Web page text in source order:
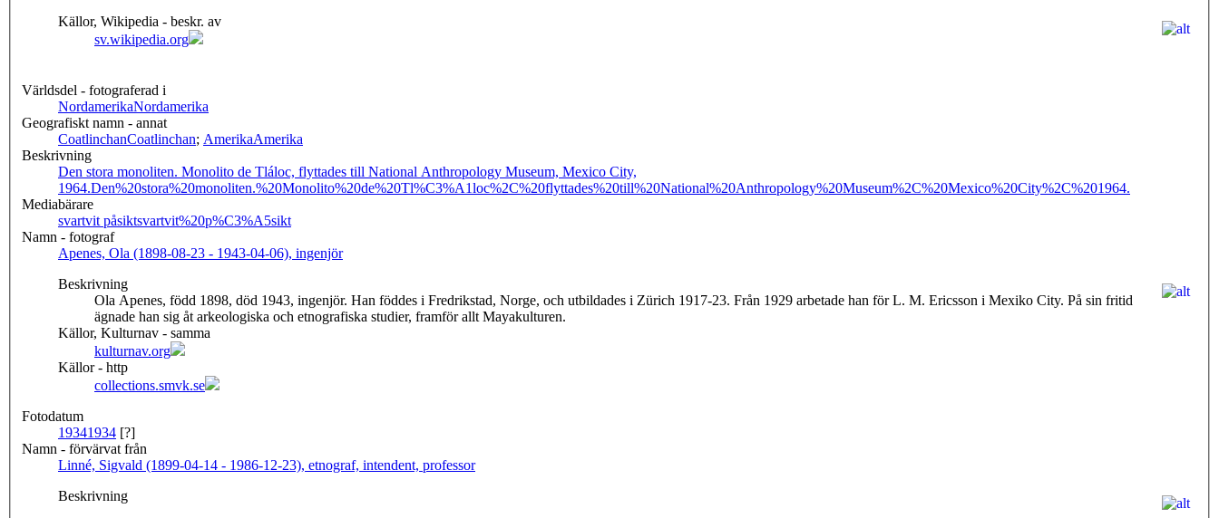
Källor, Wikipedia - beskr. av
sv.wikipedia.org
Världsdel - fotograferad i
NordamerikaNordamerika
Geografiskt namn - annat
CoatlinchanCoatlinchan; AmerikaAmerika
Beskrivning
Den stora monoliten. Monolito de Tláloc, flyttades till National Anthropology Museum, Mexico City,
1964.Den%20stora%20monoliten.%20Monolito%20de%20Tl%C3%A1loc%2C%20flyttades%20till%20National%20Anthropology%20Museum%2C%20Mexico%20City%2C%201964.
Mediabärare
svartvit påsiktsvartvit%20p%C3%A5sikt
Namn - fotograf
Apenes, Ola (1898-08-23 - 1943-04-06), ingenjör
Beskrivning
Ola Apenes, född 1898, död 1943, ingenjör. Han föddes i Fredrikstad, Norge, och utbildades i Zürich 1917-23. Från 1929 arbetade han för L. M. Ericsson i Mexiko City. På sin fritid
ägnade han sig åt arkeologiska och etnografiska studier, framför allt Mayakulturen.
Källor, Kulturnav - samma
kulturnav.org
Källor - http
collections.smvk.se
Fotodatum
19341934 [?]
Namn - förvärvat från
Linné, Sigvald (1899-04-14 - 1986-12-23), etnograf, intendent, professor
Beskrivning